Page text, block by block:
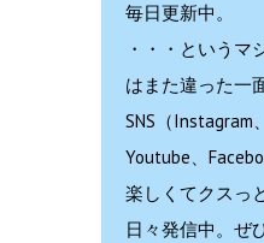
毎日更新中。
・・・というマ
はまた違った一
SNS（Instagram
Youtube、
楽しくてクスっ
日々発信中。ぜ